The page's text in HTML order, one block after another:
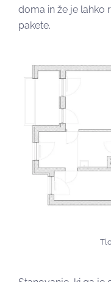
doma in že je lahko
pakete.